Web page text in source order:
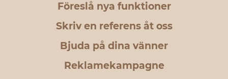
Föreslå nya funktioner
Skriv en referens åt oss
Bjuda på dina vänner
Reklamekampagne